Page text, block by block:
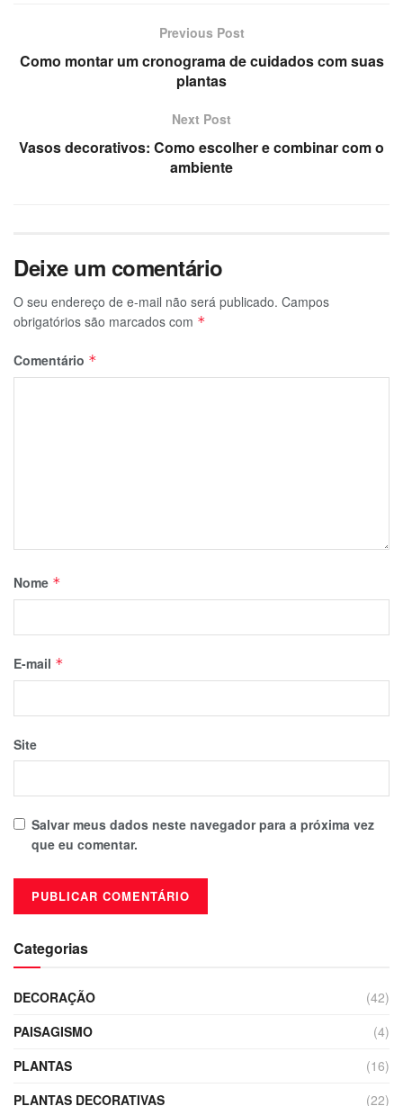
Previous Post
Como montar um cronograma de cuidados com suas
plantas
Next Post
Vasos decorativos: Como escolher e combinar com o
ambiente
Deixe um comentário
O seu endereço de e-mail não será publicado. Campos
obrigatórios são marcados com *
Comentário *
Nome *
E-mail *
Site
Salvar meus dados neste navegador para a próxima vez
que eu comentar.
Categorias
DECORAÇÃO
(42)
PAISAGISMO
(4)
PLANTAS
(16)
PLANTAS DECORATIVAS
(22)